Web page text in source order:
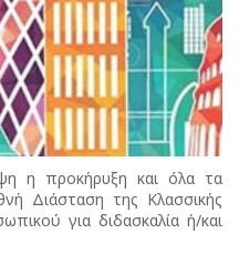
η προκήρυξη και όλα τα
Διάσταση της Κλασσικής
για διδασκαλία ή/και